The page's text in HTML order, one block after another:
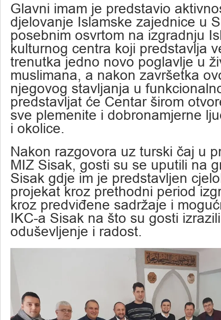
Glavni imam je predstavio
djelovanje Islamske zajednice u
posebnim osvrtom na izgradnju
kulturnog centra koji predstavlja
trenutka jedno novo poglavlje u
muslimana, a nakon završetka
njegovog stavljanja u
predstavljat će Centar širom
sve plemenite i dobronamjerne
i okolice.
Nakon razgovora uz turski čaj u
MIZ Sisak, gosti su se uputili na
Sisak gdje im je predstavljen
projekat kroz prethodni period
kroz predviđene sadržaje i
IKC-a Sisak na što su gosti
oduševljenje i radost.